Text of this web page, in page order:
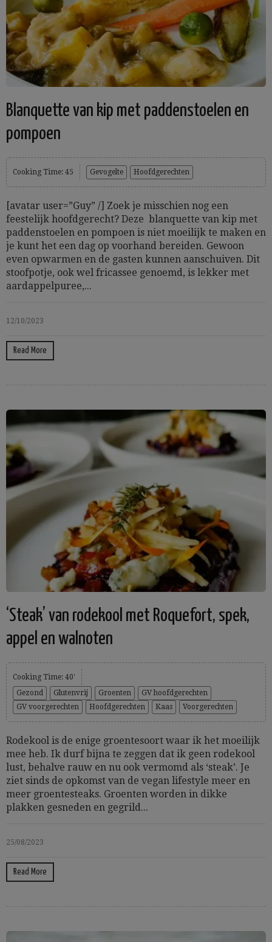
Blanquette van kip met paddenstoelen en
pompoen
Cooking Time: 45 Gevogelte Hoofdgerechten
[avatar user=”Guy” /] Zoek je misschien nog een
feestelijk hoofdgerecht? Deze blanquette van kip met
paddenstoelen en pompoen is niet moeilijk te maken en
je kunt het een dag op voorhand bereiden. Gewoon
even opwarmen en de gasten kunnen aanschuiven. Dit
stoofpotje, ook wel fricassee genoemd, is lekker met
aardappelpuree,...
12/10/2023
Read More
‘Steak’ van rodekool met Roquefort, spek,
appel en walnoten
Cooking Time: 40'
Gezond
Glutenvrij Groenten
GV hoofdgerechten
GV voorgerechten
Hoofdgerechten Kaas Voorgerechten
Rodekool is de enige groentesoort waar ik het moeilijk
mee heb. Ik durf bijna te zeggen dat ik geen rodekool
lust, behalve rauw en nu ook vermomd als ‘steak’. Je
ziet sinds de opkomst van de vegan lifestyle meer en
meer groentesteaks. Groenten worden in dikke
plakken gesneden en gegrild...
25/08/2023
Read More